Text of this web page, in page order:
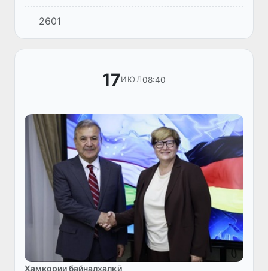
котиби давлатии парламенти Вазорати
федералии меҳнат ва корҳои иҷтимоии
Германия Анетт Крамме мулоқот бар...
2601
17ИЮЛ08:40
Ҳамкории байналхалқӣ